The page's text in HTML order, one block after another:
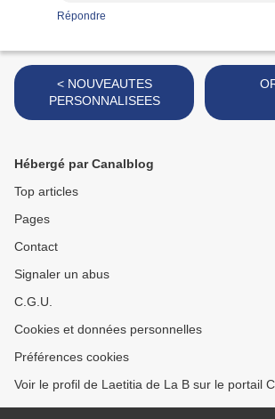
Répondre
< NOUVEAUTES
PERSONNALISEES
Hébergé par Canalblog
Top articles
Pages
Contact
Signaler un abus
C.G.U.
Cookies et données personnelles
Préférences cookies
Voir le profil de Laetitia de La B sur le portail